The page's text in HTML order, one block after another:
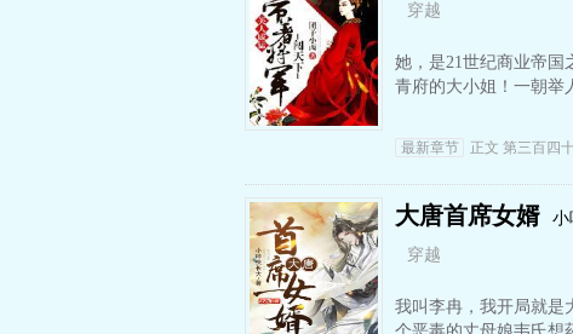
穿越
她，是21世纪商业帝国
青府的大小姐！一朝
最新章节 正文 第三百四
大唐首席女婿
小
穿越
我叫李冉，我开局就是